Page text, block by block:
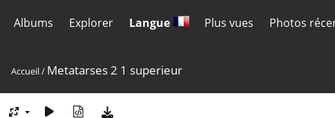
Albums Explorer Langue Plus vues Photos
Accueil/ Metatarses 2 1 superieur